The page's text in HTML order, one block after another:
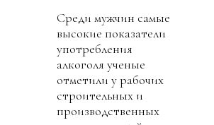
Среди мужчин самые
высокие показатели
употребления
алкоголя ученые
отметили у рабочих
строительных и
производственных